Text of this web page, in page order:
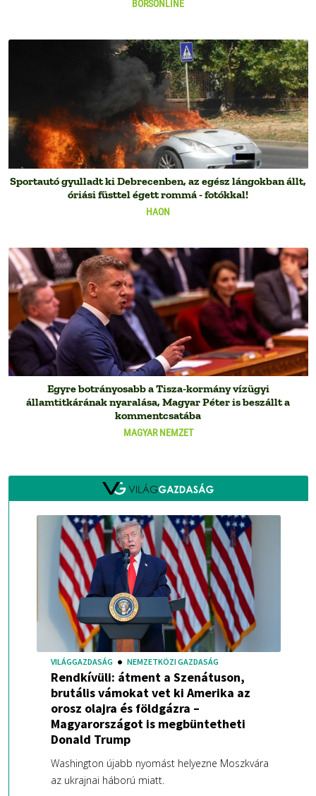
BORSONLINE
HAON
Sportautó gyulladt ki Debrecenben, az egész lángokban állt,
óriási füsttel égett rommá - fotókkal!
MAGYAR NEMZET
Egyre botrányosabb a Tisza-kormány vízügyi
államtitkárának nyaralása, Magyar Péter is beszállt a
kommentcsatába
VILÁGGAZDASÁG NEMZETKÖZI GAZDASÁG
Rendkívüli: átment a Szenátuson,
brutális vámokat vet ki Amerika az
orosz olajra és földgázra –
Magyarországot is megbüntetheti
Donald Trump
Washington újabb nyomást helyezne Moszkvára
az ukrajnai háború miatt.